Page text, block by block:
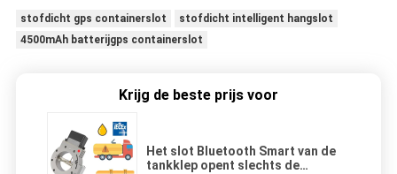
stofdicht gps containerslot
stofdicht intelligent hangslot
4500mAh batterijgps containerslot
Krijg de beste prijs voor
Het slot Bluetooth Smart van de
tankklep opent slechts de